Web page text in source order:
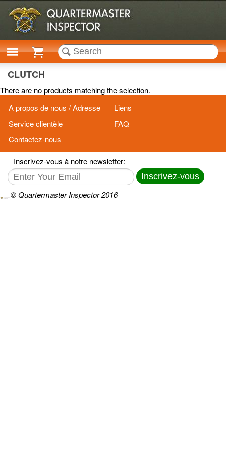
Cart
CLUTCH
There are no products matching the selection.
A propos de nous / Adresse
Liens
Service clientèle
FAQ
Contactez-nous
Inscrivez-vous à notre newsletter:
Inscrivez-vous
© Quartermaster Inspector 2016